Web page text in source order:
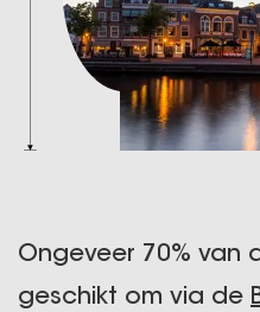
Ongeveer 70% van
geschikt om via de